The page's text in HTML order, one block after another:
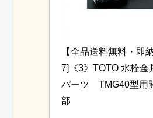
【全品送料無料・即
7]《3》TOTO 水栓金
パーツ　TMG40型用
部